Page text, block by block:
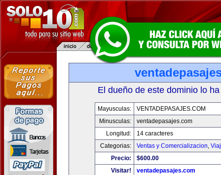
El dueño de este dominio lo
Mayusculas:
VENTADEPASAJES.COM
Minusculas:
ventadepasajes.com
Longitud:
14 caracteres
Categorias:
Ventas y Comercializacion,
Precio:
$600.00
Visitar!
ventadepasajes.com